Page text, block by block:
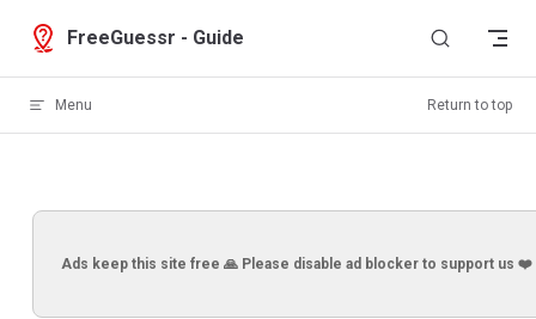
Skip to content
FreeGuessr - Guide
Menu Return to top
Ads keep this site free 🙏 Please disable ad blocker to support us ❤️